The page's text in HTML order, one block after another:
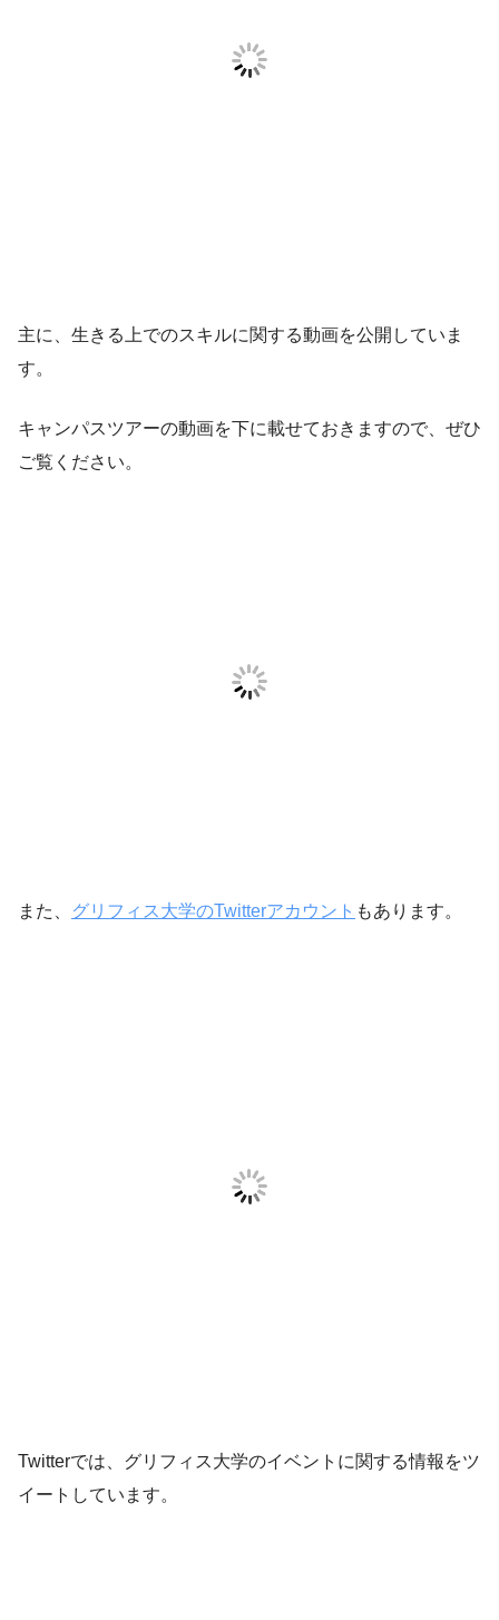
主に、生きる上でのスキルに関する動画を公開していま
す。
キャンパスツアーの動画を下に載せておきますので、ぜひ
ご覧ください。
また、 グリフィス大学のTwitterアカウント もあります。
Twitterでは、グリフィス大学のイベントに関する情報をツ
イートしています。